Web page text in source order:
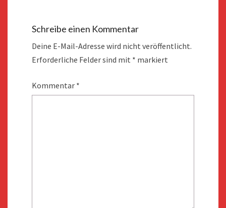
Schreibe einen Kommentar
Deine E-Mail-Adresse wird nicht veröffentlicht.
Erforderliche Felder sind mit * markiert
Kommentar *